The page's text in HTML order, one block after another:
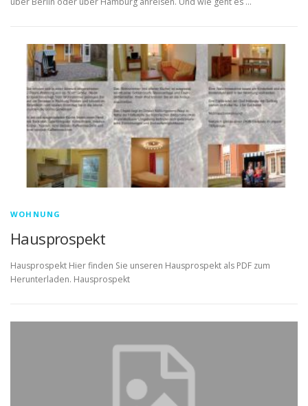
WOHNUNG
Hausprospekt
Hausprospekt Hier finden Sie unseren Hausprospekt als PDF zum
Herunterladen. Hausprospekt